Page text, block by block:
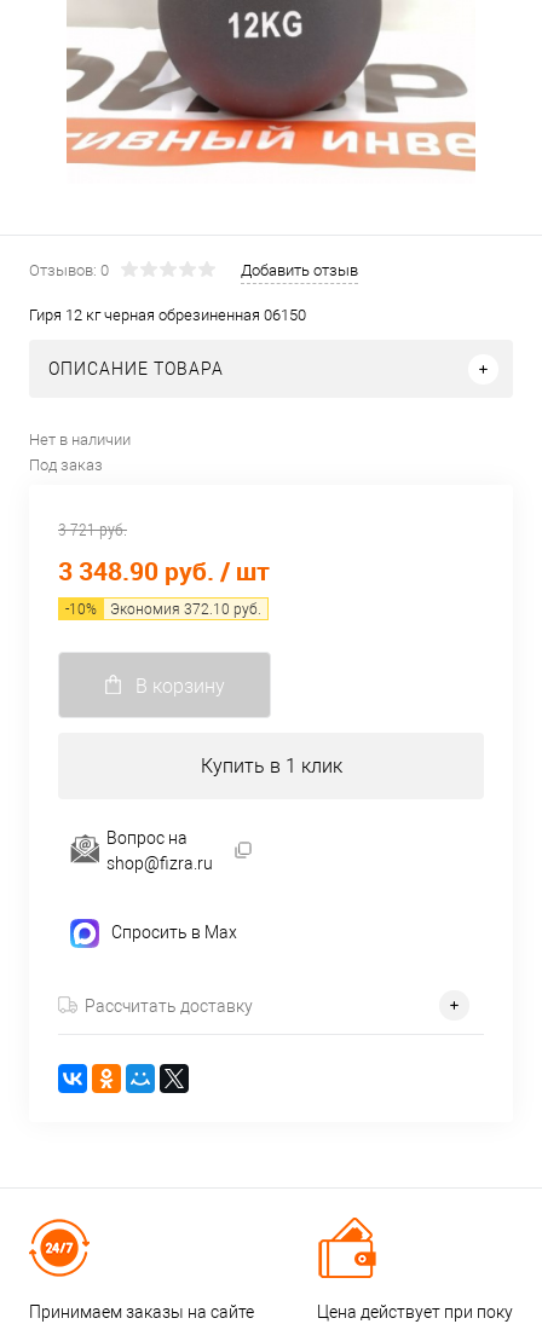
Отзывов: 0 Добавить отзыв
Гиря 12 кг черная обрезиненная 06150
ОПИСАНИЕ ТОВАРА
Нет в наличии
Под заказ
3 721 руб.
3 348.90 руб. / шт
-10% Экономия 372.10 руб.
В корзину
Купить в 1 клик
Вопрос на
shop@fizra.ru
Спросить в Max
Рассчитать доставку
Принимаем заказы на сайте
Цена действует при